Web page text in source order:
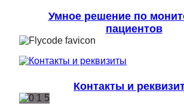
Умное решение по
пациентов
Контакты и